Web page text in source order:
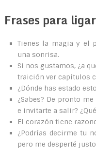
Frases para
Tienes la magia y el
una sonrisa.
Si nos gustamos, ¿a
traición ver capítulos
¿Dónde has estado
¿Sabes? De pronto
e invitarte a salir?
El corazón tiene
¿Podrías decirme tu
pero me desperté